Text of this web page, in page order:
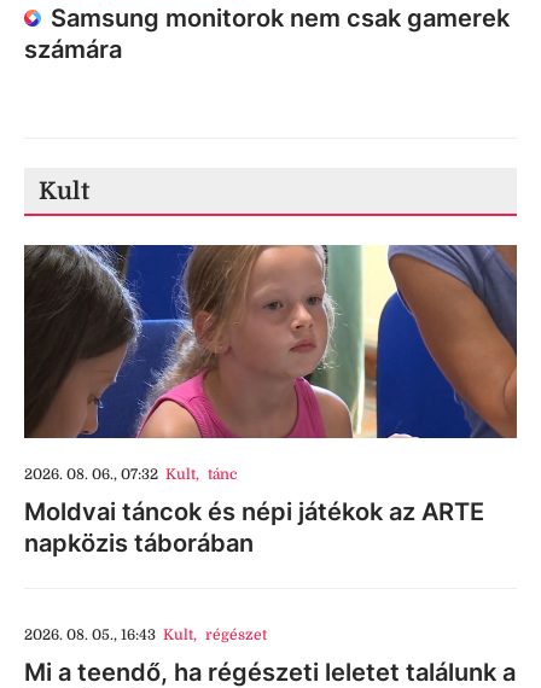
Samsung monitorok nem csak gamerek
számára
Kult
2026. 08. 06., 07:32 Kult, tánc
Moldvai táncok és népi játékok az ARTE
napközis táborában
2026. 08. 05., 16:43 Kult, régészet
Mi a teendő, ha régészeti leletet találunk a